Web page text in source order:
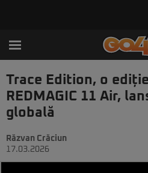
Trace Edition, o
REDMAGIC 11 Air,
globală
Răzvan Crăciun
17.03.2026